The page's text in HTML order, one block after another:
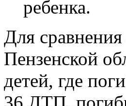
ребенка.
Для
Пензенской
детей, где